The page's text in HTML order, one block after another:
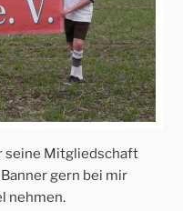
seine Mitgliedschaft
gern bei mir
nehmen.